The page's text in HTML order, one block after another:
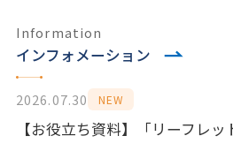
Information
インフォメーション
2026.07.30 NEW
【お役立ち資料】「リーフレ